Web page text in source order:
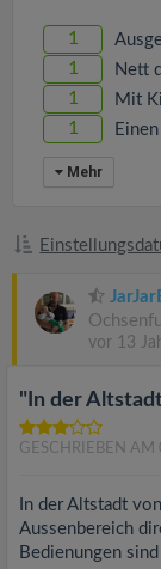
1
1 Nett
1 Mit
1
Mehr
vor 13
"In der
GESCHRIEBEN
In der Altstadt
Aussenbereich
Bedienungen